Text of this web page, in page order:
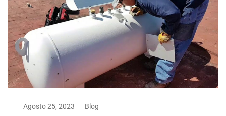
Agosto 25, 2023 Blog